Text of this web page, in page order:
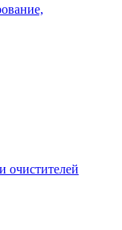
очистителей